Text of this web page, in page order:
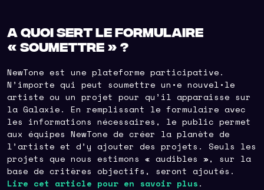
A quoi sert le formulaire
« Soumettre » ?
NewTone est une plateforme participative.
N’importe qui peut soumettre un•e nouvel•le
artiste ou un projet pour qu’il apparaisse sur
la Galaxie. En remplissant le formulaire avec
les informations nécessaires, le public permet
aux équipes NewTone de créer la planète de
l’artiste et d’y ajouter des projets. Seuls les
projets que nous estimons « audibles », sur la
base de critères objectifs, seront ajoutés.
Lire cet article pour en savoir plus.